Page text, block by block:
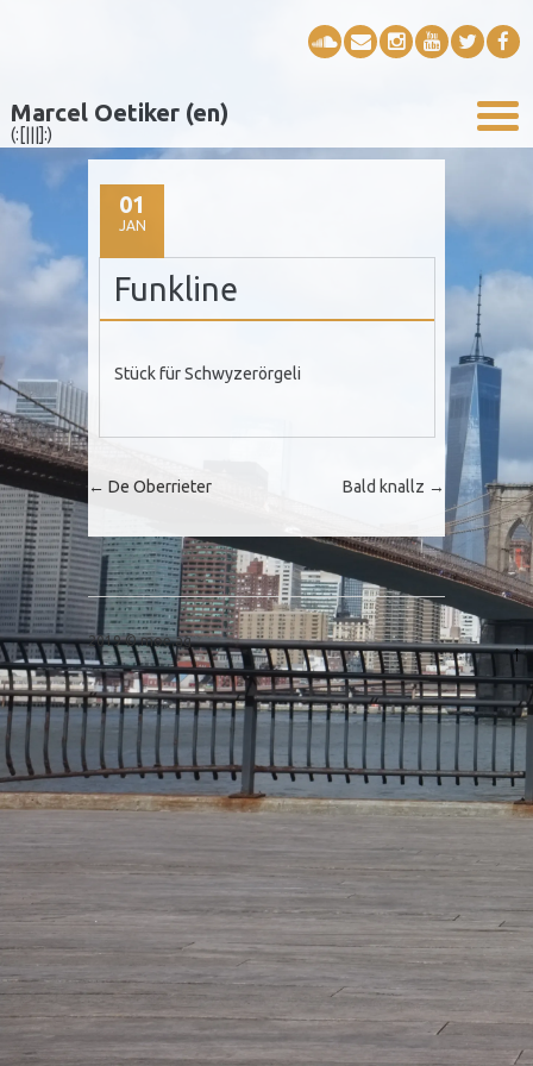
Marcel Oetiker (en)
(:[|||]:)
01
JAN
Funkline
Stück für Schwyzerörgeli
Post navigation
← De Oberrieter Bald knallz →
2019 © moe.ag ↑